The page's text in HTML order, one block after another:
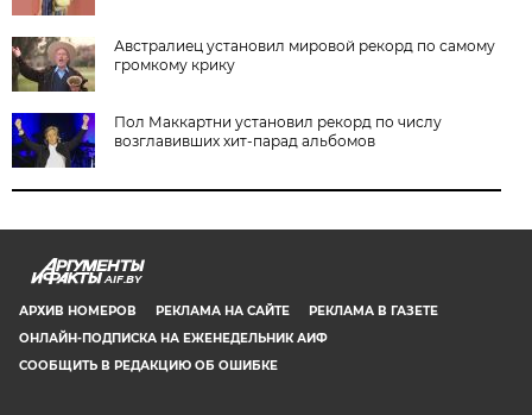
Австралиец установил мировой рекорд по самому
громкому крику
Пол Маккартни установил рекорд по числу
возглавивших хит-парад альбомов
AIF.BY
АРХИВ НОМЕРОВ РЕКЛАМА НА САЙТЕ
РЕКЛАМА В ГАЗЕТЕ
ОНЛАЙН-ПОДПИСКА НА ЕЖЕНЕДЕЛЬНИК АИФ
СООБЩИТЬ В РЕДАКЦИЮ ОБ ОШИБКЕ